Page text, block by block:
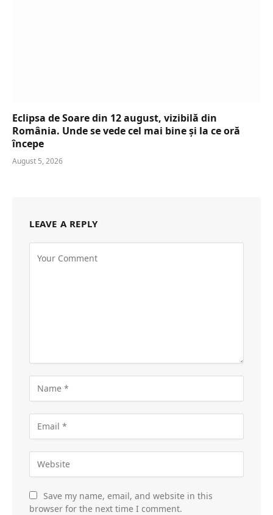
Eclipsa de Soare din 12 august, vizibilă din
România. Unde se vede cel mai bine și la ce oră
începe
August 5, 2026
LEAVE A REPLY
Save my name, email, and website in this
browser for the next time I comment.